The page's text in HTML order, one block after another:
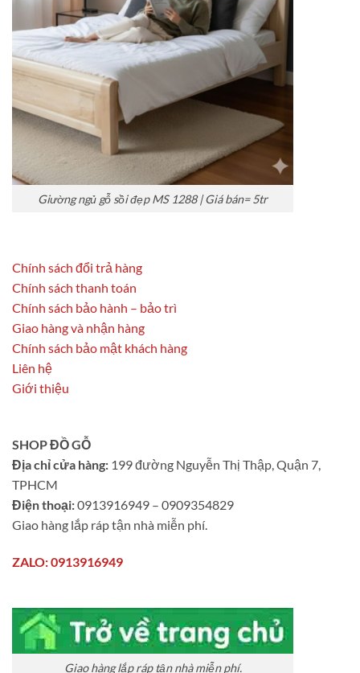
Giường ngủ gỗ sồi đẹp MS 1288 | Giá bán= 5tr
Chính sách đổi trả hàng
Chính sách thanh toán
Chính sách bảo hành – bảo trì
Giao hàng và nhận hàng
Chính sách bảo mật khách hàng
Liên hệ
Giới thiệu
SHOP ĐỒ GỖ
Địa chỉ cửa hàng: 199 đường Nguyễn Thị Thập, Quận 7,
TPHCM
Điện thoại:0913916949 – 0909354829
Giao hàng lắp ráp tận nhà miễn phí.
ZALO: 0913916949
Giao hàng lắp ráp tận nhà miễn phí.